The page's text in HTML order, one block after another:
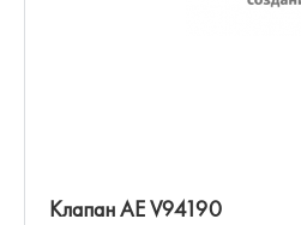
Клапан AE V94190